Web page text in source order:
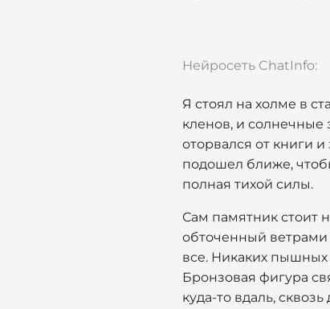
Нейросеть ChatInfo:
Я стоял на холме в
кленов, и солнечные
оторвался от книги
подошел ближе,
полная тихой силы.
Сам памятник стоит
обточенный ветрами
все. Никаких пышных
Бронзовая фигура
куда-то вдаль,